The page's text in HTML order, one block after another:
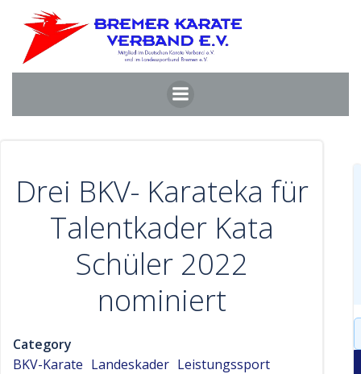
Inhalt
springen
Drei BKV- Karateka für
Talentkader Kata
Schüler 2022
nominiert
Category
BKV-Karate Landeskader Leistungssport